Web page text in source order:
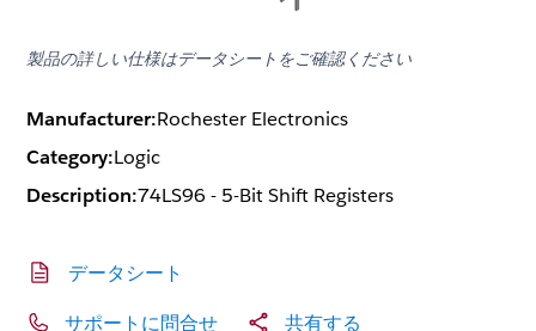
製品の詳しい仕様はデータシートをご確認ください
Manufacturer:Rochester Electronics
Category:Logic
Description:74LS96 - 5-Bit Shift Registers
データシート
サポートに問合せ 共有する